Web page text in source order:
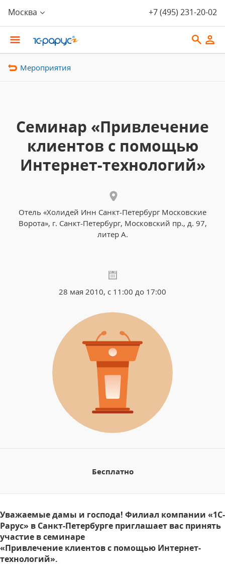
Москва +7 (495) 231-20-02
Мероприятия
Семинар «Привлечение
клиентов с помощью
Интернет-технологий»
Отель «Холидей Инн Санкт-Петербург Московские
Ворота», г. Санкт-Петербург, Московский пр., д. 97,
литер А.
28 мая 2010, с 11:00 до 17:00
Бесплатно
Уважаемые дамы и господа! Филиал компании «1С-
Рарус» в Санкт-Петербурге приглашает вас принять
участие в семинаре
«Привлечение клиентов с помощью Интернет-
технологий».